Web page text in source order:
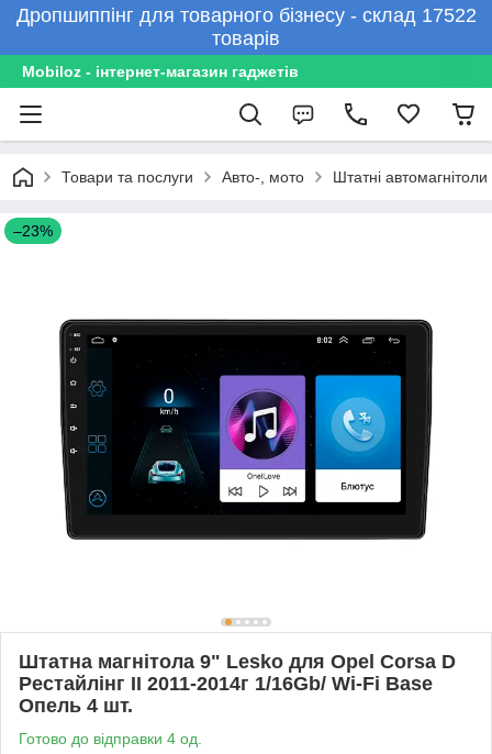
Дропшиппінг для товарного бізнесу - склад 17522
товарів
Mobiloz - інтернет-магазин гаджетів
Товари та послуги Авто-, мото Штатні автомагнітоли
–23%
Штатна магнітола 9" Lesko для Opel Corsa D
Рестайлінг II 2011-2014г 1/16Gb/ Wi-Fi Base
Опель 4 шт.
Готово до відправки 4 од.